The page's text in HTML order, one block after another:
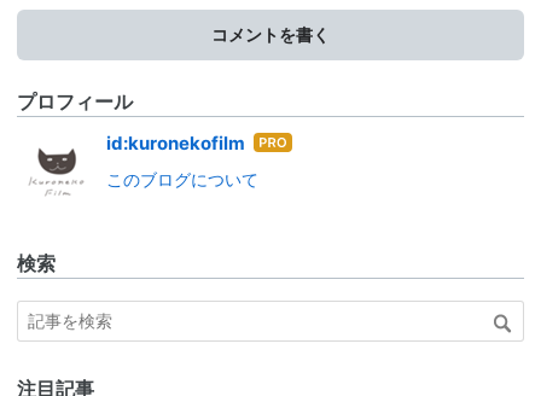
コメントを書く
プロフィール
id:kuronekofilm はて
ログ
このブログについて
検索
注目記事